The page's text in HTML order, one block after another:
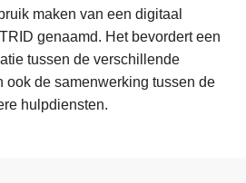
maken van een digitaal
genaamd. Het bevordert een
tussen de verschillende
ook de samenwerking tussen de
hulpdiensten.